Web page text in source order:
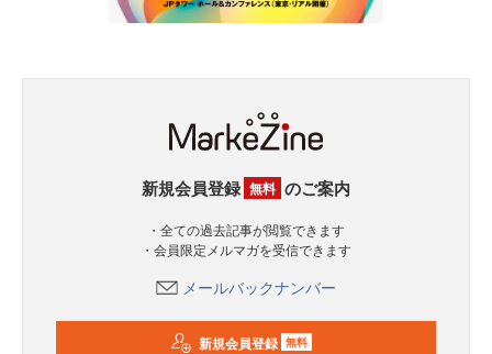
新規会員登録 無料 のご案内
・全ての過去記事が閲覧できます
・会員限定メルマガを受信できます
メールバックナンバー
新規会員登録 無料